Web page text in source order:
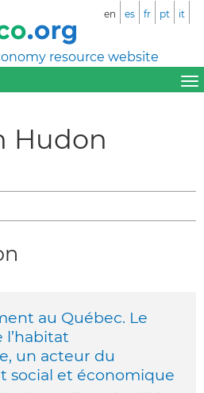
resource website
en es fr pt it
Hudon
au Québec. Le
un acteur du
social et économique